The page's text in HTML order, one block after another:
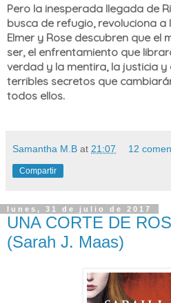
Pero la inesperada llegada de
busca de refugio, revoluciona a
Elmer y Rose descubren que el
ser, el enfrentamiento que
verdad y la mentira, la justicia
terribles secretos que
todos ellos.
Samantha M.B at 21:07 12
Compartir
lunes, 31 de julio de 2017
UNA CORTE DE
(Sarah J. Maas)